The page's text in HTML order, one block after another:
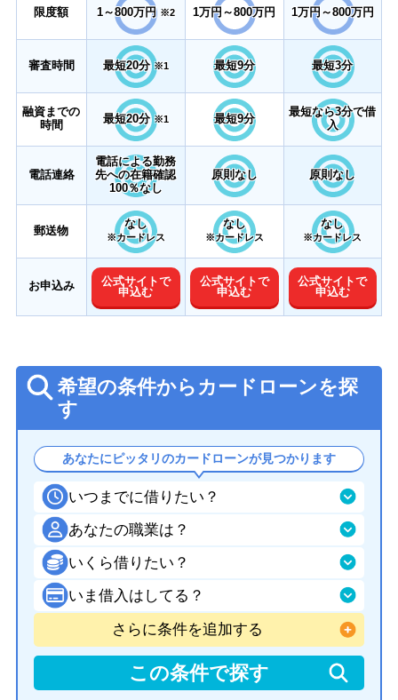
限度額 1～800万円 ※2 1万円～800万円 1万円～800万円
審査時間 最短20分※1 最短9分 最短3分
融資までの
時間
最短20分※1 最短9分
最短なら3分で借
入
電話連絡
電話による勤務
先への在籍確認
100％なし
原則なし 原則なし
郵送物
なし
※カードレス
なし
※カードレス
なし
※カードレス
お申込み
公式サイトで
申込む
公式サイトで
申込む
公式サイトで
申込む
希望の条件からカードローンを探
す
あなたにピッタリのカードローンが見つかります
いつまでに借りたい？
あなたの職業は？
いくら借りたい？
いま借入はしてる？
さらに条件を追加する